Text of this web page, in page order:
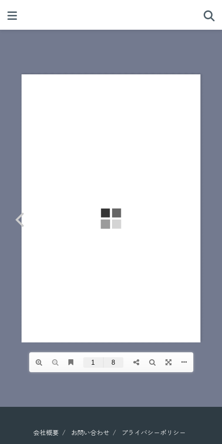
会社概要 お問い合わせ プライバシーポリシー